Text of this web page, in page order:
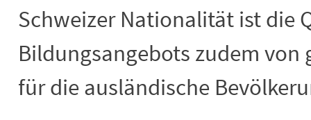
Schweizer Nationalität ist die
Bildungsangebots zudem von
für die ausländische